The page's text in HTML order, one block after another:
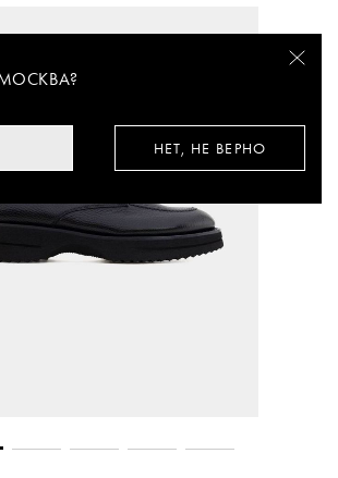
?
НЕТ, НЕ ВЕРНО